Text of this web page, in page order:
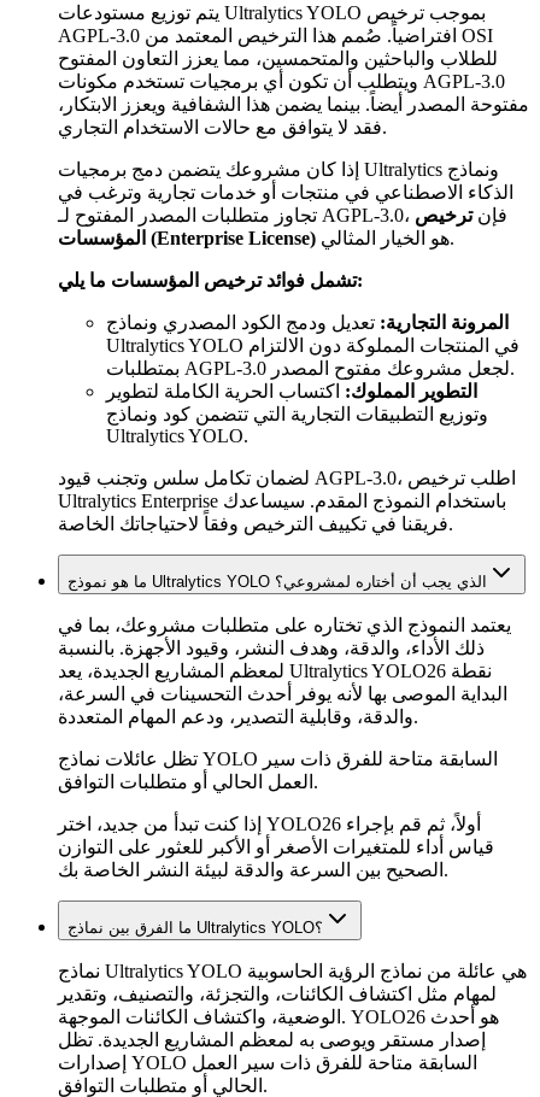
يتم توزيع مستودعات Ultralytics YOLO بموجب ترخيص
AGPL-3.0 افتراضياً. صُمم هذا الترخيص المعتمد من OSI
للطلاب والباحثين والمتحمسين، مما يعزز التعاون المفتوح
ويتطلب أن تكون أي برمجيات تستخدم مكونات AGPL-3.0
مفتوحة المصدر أيضاً. بينما يضمن هذا الشفافية ويعزز الابتكار،
فقد لا يتوافق مع حالات الاستخدام التجاري.
إذا كان مشروعك يتضمن دمج برمجيات Ultralytics ونماذج
الذكاء الاصطناعي في منتجات أو خدمات تجارية وترغب في
تجاوز متطلبات المصدر المفتوح لـ AGPL-3.0، فإنترخيص
المؤسسات (Enterprise License)
هو الخيار المثالي.
تشمل فوائد ترخيص المؤسسات ما يلي:
المرونة التجارية: تعديل ودمج الكود المصدري ونماذج
Ultralytics YOLO في المنتجات المملوكة دون الالتزام
بمتطلبات AGPL-3.0 لجعل مشروعك مفتوح المصدر.
التطوير المملوك: اكتساب الحرية الكاملة لتطوير
وتوزيع التطبيقات التجارية التي تتضمن كود ونماذج
Ultralytics YOLO.
لضمان تكامل سلس وتجنب قيود AGPL-3.0، اطلب ترخيص
Ultralytics Enterprise باستخدام النموذج المقدم. سيساعدك
فريقنا في تكييف الترخيص وفقاً لاحتياجاتك الخاصة.
ما هو نموذج Ultralytics YOLO الذي يجب أن أختاره لمشروعي؟
يعتمد النموذج الذي تختاره على متطلبات مشروعك، بما في
ذلك الأداء، والدقة، وهدف النشر، وقيود الأجهزة. بالنسبة
لمعظم المشاريع الجديدة، يعد Ultralytics YOLO26 نقطة
البداية الموصى بها لأنه يوفر أحدث التحسينات في السرعة،
والدقة، وقابلية التصدير، ودعم المهام المتعددة.
تظل عائلات نماذج YOLO السابقة متاحة للفرق ذات سير
العمل الحالي أو متطلبات التوافق.
إذا كنت تبدأ من جديد، اختر YOLO26 أولاً، ثم قم بإجراء
قياس أداء للمتغيرات الأصغر أو الأكبر للعثور على التوازن
الصحيح بين السرعة والدقة لبيئة النشر الخاصة بك.
ما الفرق بين نماذج Ultralytics YOLO؟
نماذج Ultralytics YOLO هي عائلة من نماذج الرؤية الحاسوبية
لمهام مثل اكتشاف الكائنات، والتجزئة، والتصنيف، وتقدير
الوضعية، واكتشاف الكائنات الموجهة. YOLO26 هو أحدث
إصدار مستقر ويوصى به لمعظم المشاريع الجديدة. تظل
إصدارات YOLO السابقة متاحة للفرق ذات سير العمل
الحالي أو متطلبات التوافق.